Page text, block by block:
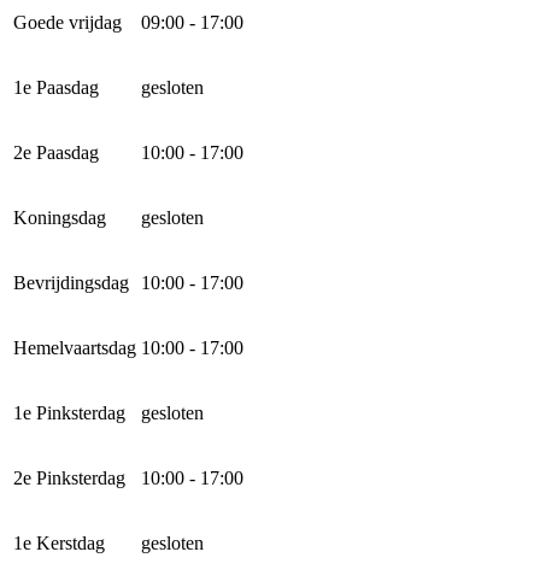
Goede vrijdag 09:00 - 17:00
1e Paasdag gesloten
2e Paasdag 10:00 - 17:00
Koningsdag gesloten
Bevrijdingsdag 10:00 - 17:00
Hemelvaartsdag 10:00 - 17:00
1e Pinksterdag gesloten
2e Pinksterdag 10:00 - 17:00
1e Kerstdag gesloten